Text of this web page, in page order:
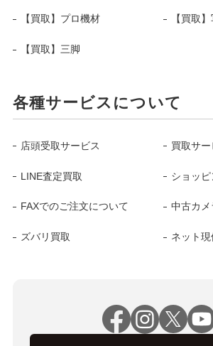
【買取】プロ機材 【買取
【買取】三脚
各種サービスについて
店頭受取サービス 買取サー
LINE査定買取 ショッ
FAXでのご注文について 中古カ
ズバリ買取 ネット現